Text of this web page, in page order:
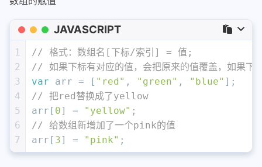
JAVASCRIPT
1
2
3
4
5
6
7
// 格式：数组名[下标/索引] = 值;
// 如果下标有对应的值，会把原来的值覆盖，如果下
var arr = [ "red" , "green" , "blue" ];
// 把red替换成了yellow
arr[ 0] = "yellow" ;
// 给数组新增加了一个pink的值
arr[ 3] = "pink" ;